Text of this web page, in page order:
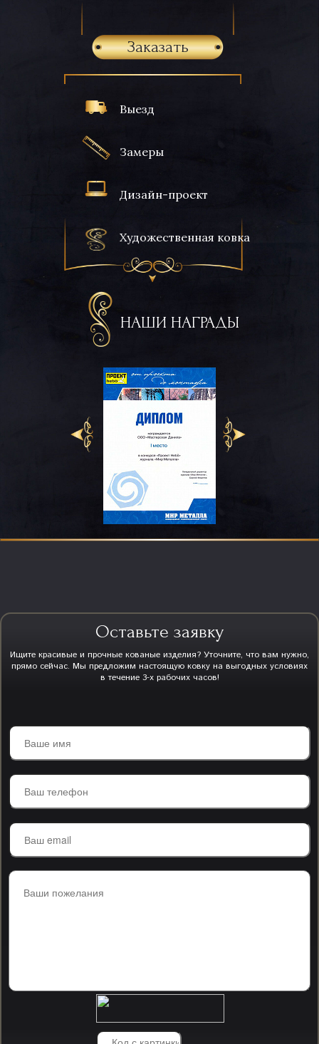
Выезд
Замеры
Дизайн-проект
Художественная ковка
НАШИ НАГРАДЫ
Заказать
Оставьте заявку
Ищите красивые и прочные кованые изделия? Уточните, что вам нужно,
прямо сейчас. Мы предложим настоящую ковку на выгодных условиях
в течение 3-х рабочих часов!